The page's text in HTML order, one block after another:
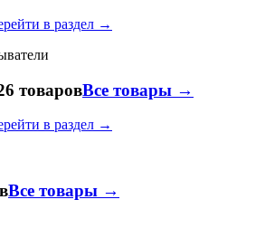
в раздел →
товаровВсе товары →
в раздел →
Все товары →